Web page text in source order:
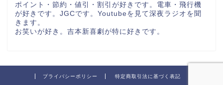
ポイント・節約・値引・割引が好きです。電車・飛行機
が好きです。JGCです。Youtubeを見て深夜ラジオを聞
きます。
お笑いが好き。吉本新喜劇が特に好きです。
プライバシーポリシー 特定商取引法に基づく表記